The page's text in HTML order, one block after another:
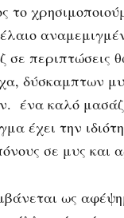
το
σε περιπτώσεις
δύσκαμπτων
ένα καλό
έχει την
σε μυς και
ως